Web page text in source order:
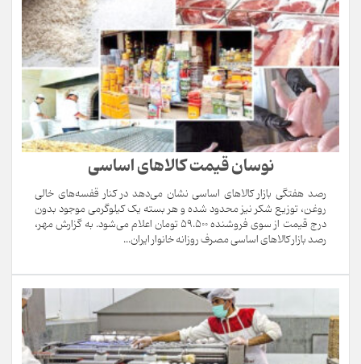
نوسان قیمت کالاهای اساسی
رصد هفتگی بازار کالاهای اساسی نشان می‌دهد در کنار قفسه‌های خالی
روغن، توزیع شکر نیز محدود شده و هر بسته یک کیلوگرمی موجود بدون
درج قیمت از سوی فروشنده ۵۹.۵۰۰ تومان اعلام می‌شود. به گزارش مهر،
رصد بازار کالاهای اساسی مصرف روزانه خانوار ایران...